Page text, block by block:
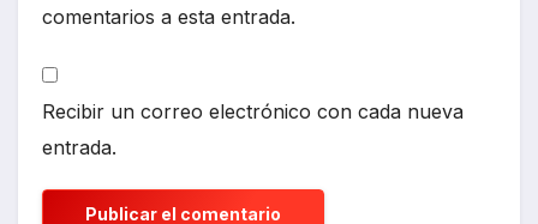
comentarios a esta entrada.
Recibir un correo electrónico con cada nueva
entrada.